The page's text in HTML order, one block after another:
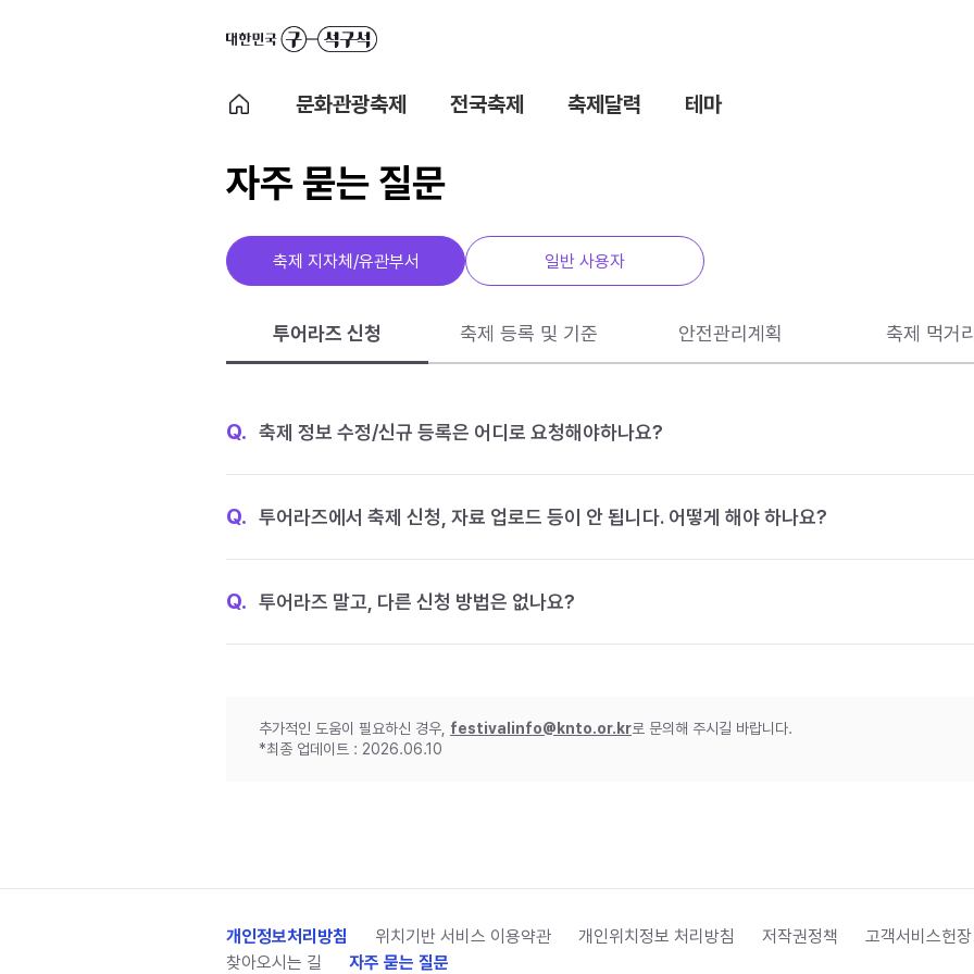
문화관광축제 전국축제 축제달력 테마
자주 묻는 질문
축제 지자체/유관부서 일반 사용자
투어라즈 신청 축제 등록 및 기준 안전관리계획 축제 먹거리
Q. 축제 정보 수정/신규 등록은 어디로 요청해야하나요?
Q. 투어라즈에서 축제 신청, 자료 업로드 등이 안 됩니다. 어떻게 해야 하나요?
Q. 투어라즈 말고, 다른 신청 방법은 없나요?
추가적인 도움이 필요하신 경우, festivalinfo@knto.or.kr로 문의해 주시길 바랍니다.
*최종 업데이트 : 2026.06.10
개인정보처리방침 위치기반 서비스 이용약관 개인위치정보 처리방침 저작권정책 고객서비스헌장
찾아오시는 길
자주 묻는 질문